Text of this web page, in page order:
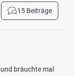
15 Beiträge
bräuchte mal